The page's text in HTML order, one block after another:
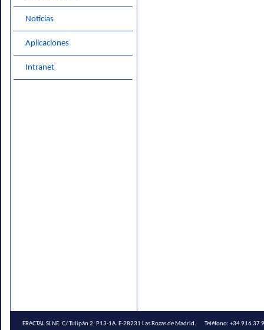
Noticias
Aplicaciones
Intranet
FRACTAL SLNE. C/ Tulipán 2, P13-1A. E-28231 Las Rozas de Madrid. Teléfono: +34 916